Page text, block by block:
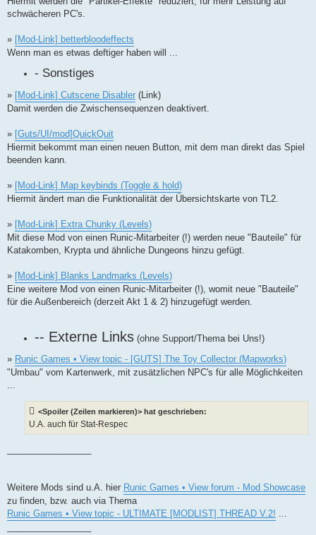
schwächeren PC's.
» [Mod-Link] betterbloodeffects
Wenn man es etwas deftiger haben will ...
- Sonstiges
» [Mod-Link] Cutscene Disabler (Link)
Damit werden die Zwischensequenzen deaktivert.
» [Guts/UI/mod]QuickQuit
Hiermit bekommt man einen neuen Button, mit dem man direkt das Spiel
beenden kann.
» [Mod-Link] Map keybinds (Toggle & hold)
Hiermit ändert man die Funktionalität der Übersichtskarte von TL2.
» [Mod-Link] Extra Chunky (Levels)
Mit diese Mod von einen Runic-Mitarbeiter (!) werden neue "Bauteile" für
Katakomben, Krypta und ähnliche Dungeons hinzu gefügt.
» [Mod-Link] Blanks Landmarks (Levels)
Eine weitere Mod von einen Runic-Mitarbeiter (!), womit neue "Bauteile"
für die Außenbereich (derzeit Akt 1 & 2) hinzugefügt werden.
-- Externe Links (ohne Support/Thema bei Uns!)
» Runic Games • View topic - [GUTS] The Toy Collector (Mapworks)
"Umbau" vom Kartenwerk, mit zusätzlichen NPC's für alle Möglichkeiten
...
<Spoiler (Zeilen markieren)> hat geschrieben:
U.A. auch für Stat-Respec
Weitere Mods sind u.A. hier Runic Games • View forum - Mod Showcase
zu finden, bzw. auch via Thema
Runic Games • View topic - ULTIMATE [MODLIST] THREAD V.2!